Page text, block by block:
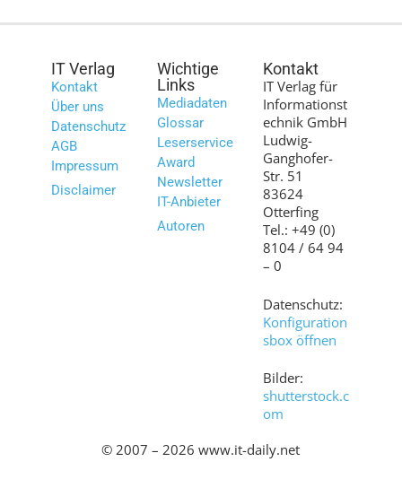
IT Verlag
Kontakt
Über uns
Datenschutz
AGB
Impressum
Disclaimer
Wichtige
Links
Mediadaten
Glossar
Leserservice
Award
Newsletter
IT-Anbieter
Autoren
Kontakt
IT Verlag für
Informationst
echnik GmbH
Ludwig-
Ganghofer-
Str. 51
83624
Otterfing
Tel.: +49 (0)
8104 / 64 94
– 0
Datenschutz:
Konfiguration
sbox öffnen
Bilder:
shutterstock.c
om
© 2007 – 2026 www.it-daily.net